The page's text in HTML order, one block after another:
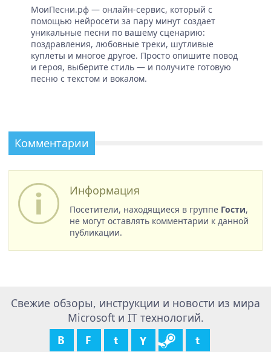
МоиПесни.рф — онлайн-сервис, который с
помощью нейросети за пару минут создает
уникальные песни по вашему сценарию:
поздравления, любовные треки, шутливые
куплеты и многое другое. Просто опишите повод
и героя, выберите стиль — и получите готовую
песню с текстом и вокалом.
Комментарии
Информация
Посетители, находящиеся в группе Гости,
не могут оставлять комментарии к данной
публикации.
Свежие обзоры, инструкции и новости из мира
Microsoft и IT технологий.